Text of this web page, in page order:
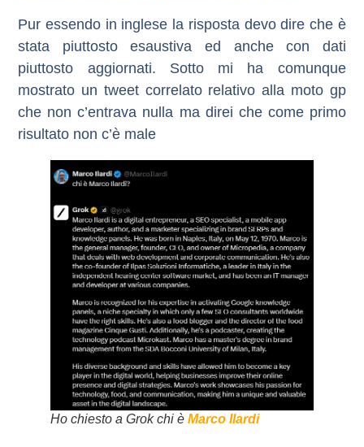
Pur essendo in inglese la risposta devo dire che è
stata piuttosto esaustiva ed anche con dati
piuttosto aggiornati. Sotto mi ha comunque
mostrato un tweet correlato relativo alla moto gp
che non c’entrava nulla ma direi che come primo
risultato non c’è male
Ho chiesto a Grok chi èMarco Ilardi